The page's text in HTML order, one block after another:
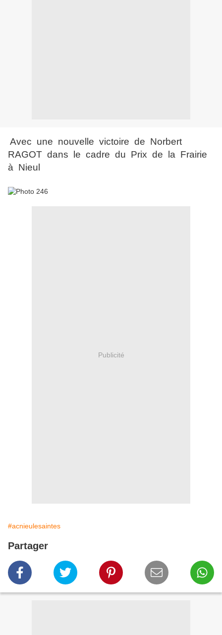
Avec une nouvelle victoire de Norbert
RAGOT dans le cadre du Prix de la Frairie
à Nieul
Publicité
#acnieulesaintes
Partager